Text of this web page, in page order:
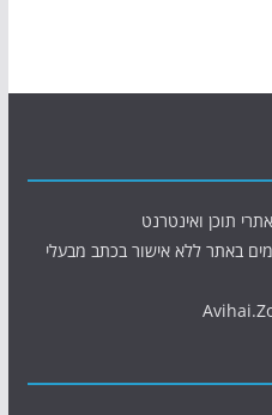
תוכן ואינטרנט
באתר ללא אישור בכתב מבעלי